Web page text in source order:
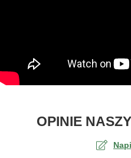
OPINIE